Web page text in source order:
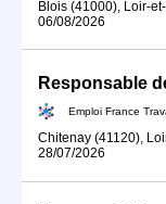
Blois (41000), Loir-
06/08/2026
Responsable
Emploi France
Chitenay (41120),
28/07/2026